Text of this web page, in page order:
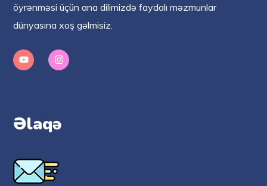
öyrənməsi üçün ana dilimizdə faydalı məzmunlar
dünyasına xoş gəlmisiz.
Əlaqə